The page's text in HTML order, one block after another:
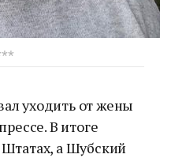
уходить от жены
В итоге
а Шубский